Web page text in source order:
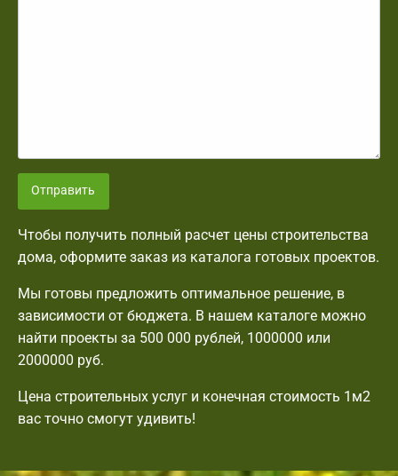
Отправить
Чтобы получить полный расчет цены строительства
дома, оформите заказ из каталога готовых проектов.
Мы готовы предложить оптимальное решение, в
зависимости от бюджета. В нашем каталоге можно
найти проекты за 500 000 рублей, 1000000 или
2000000 руб.
Цена строительных услуг и конечная стоимость 1м2
вас точно смогут удивить!